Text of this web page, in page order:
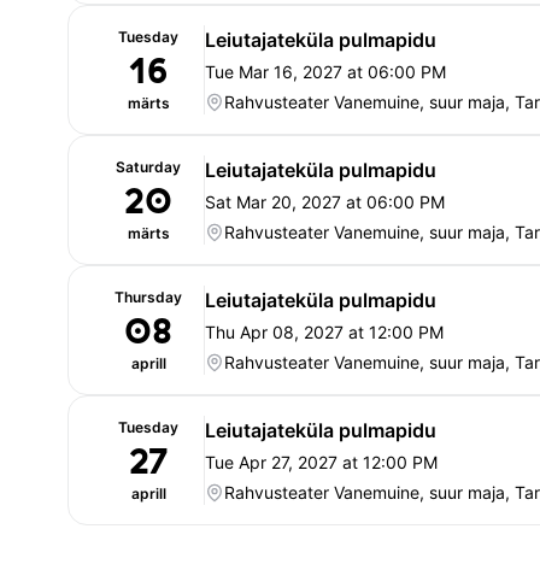
Tuesday
16
märts
Leiutajateküla pulmapidu
Tue Mar 16, 2027 at 06:00 PM
Rahvusteater Vanemuine, suur maja,
Saturday
20
märts
Leiutajateküla pulmapidu
Sat Mar 20, 2027 at 06:00 PM
Rahvusteater Vanemuine, suur maja,
Thursday
08
aprill
Leiutajateküla pulmapidu
Thu Apr 08, 2027 at 12:00 PM
Rahvusteater Vanemuine, suur maja,
Tuesday
27
aprill
Leiutajateküla pulmapidu
Tue Apr 27, 2027 at 12:00 PM
Rahvusteater Vanemuine, suur maja,